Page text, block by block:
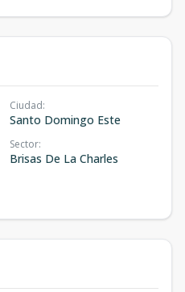
Ciudad:
Santo Domingo Este
Sector:
Brisas De La Charles